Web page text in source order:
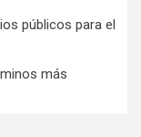
públicos para el
más